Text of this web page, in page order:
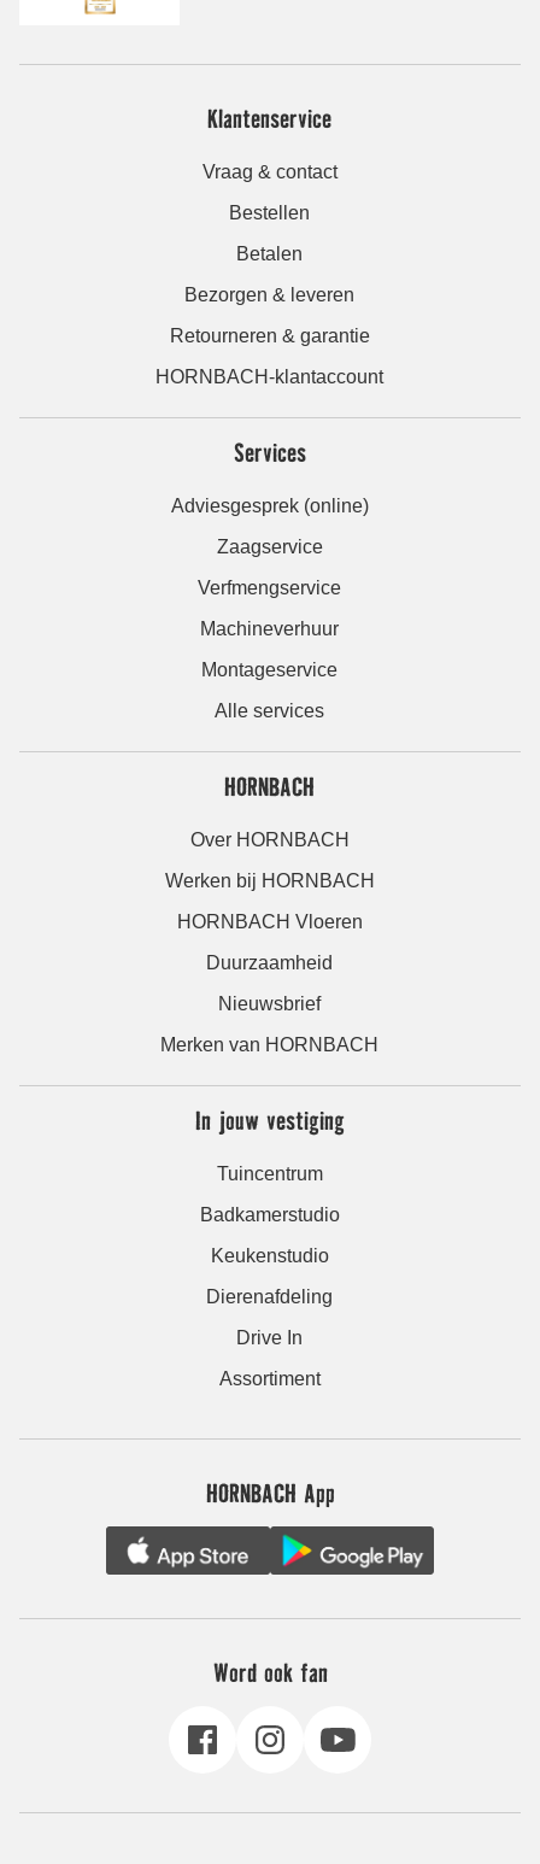
Klantenservice
Vraag & contact
Bestellen
Betalen
Bezorgen & leveren
Retourneren & garantie
HORNBACH-klantaccount
Services
Adviesgesprek (online)
Zaagservice
Verfmengservice
Machineverhuur
Montageservice
Alle services
HORNBACH
Over HORNBACH
Werken bij HORNBACH
HORNBACH Vloeren
Duurzaamheid
Nieuwsbrief
Merken van HORNBACH
In jouw vestiging
Tuincentrum
Badkamerstudio
Keukenstudio
Dierenafdeling
Drive In
Assortiment
HORNBACH App
Word ook fan